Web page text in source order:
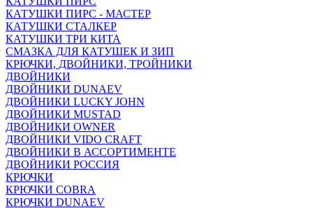
КАТУШКИ ПИРС - МАСТЕР
КАТУШКИ СТАЛКЕР
КАТУШКИ ТРИ КИТА
СМАЗКА ДЛЯ КАТУШЕК И ЗИП
КРЮЧКИ, ДВОЙНИКИ, ТРОЙНИКИ
ДВОЙНИКИ
ДВОЙНИКИ DUNAEV
ДВОЙНИКИ LUCKY JOHN
ДВОЙНИКИ MUSTAD
ДВОЙНИКИ OWNER
ДВОЙНИКИ VIDO CRAFT
ДВОЙНИКИ В АССОРТИМЕНТЕ
ДВОЙНИКИ РОССИЯ
КРЮЧКИ
КРЮЧКИ COBRA
КРЮЧКИ DUNAEV